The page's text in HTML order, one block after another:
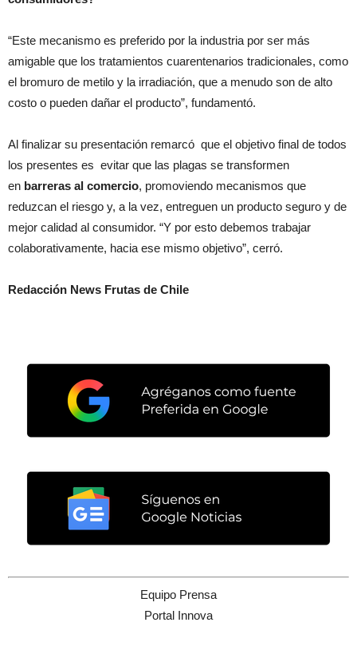
“Este mecanismo es preferido por la industria por ser más
amigable que los tratamientos cuarentenarios tradicionales, como
el bromuro de metilo y la irradiación, que a menudo son de alto
costo o pueden dañar el producto”, fundamentó.
Al finalizar su presentación remarcó que el objetivo final de todos
los presentes es evitar que las plagas se transformen
en barreras al comercio, promoviendo mecanismos que
reduzcan el riesgo y, a la vez, entreguen un producto seguro y de
mejor calidad al consumidor. “Y por esto debemos trabajar
colaborativamente, hacia ese mismo objetivo”, cerró.
Redacción News Frutas de Chile
Equipo Prensa
Portal Innova